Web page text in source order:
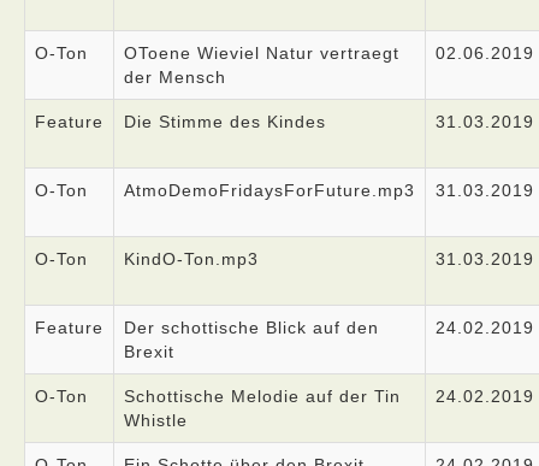
O-Ton
OToene Wieviel Natur vertraegt
der Mensch
02.06.2019
Feature Die Stimme des Kindes 31.03.2019
O-Ton AtmoDemoFridaysForFuture.mp3 31.03.2019
O-Ton KindO-Ton.mp3 31.03.2019
Feature
Der schottische Blick auf den
Brexit
24.02.2019
O-Ton
Schottische Melodie auf der Tin
Whistle
24.02.2019